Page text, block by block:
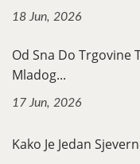
18 Jun, 2026
Od Sna Do Trgovine
Mladog...
17 Jun, 2026
Kako Je Jedan